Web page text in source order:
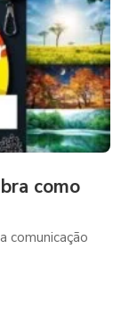
como
comunicação